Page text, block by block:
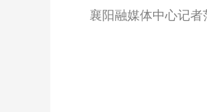
襄阳融媒体中心记者